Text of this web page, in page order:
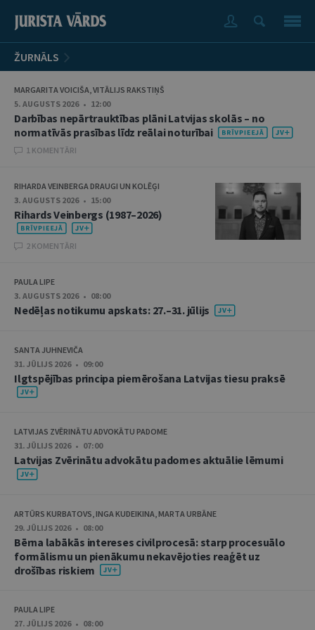
ŽURNĀLS
MARGARITA VOICIŠA, VITĀLIJS RAKSTIŅŠ
5. AUGUSTS 2026 • 12:00
Darbības nepārtrauktības plāni Latvijas skolās – no
normatīvās prasības līdz reālai noturībai
1 KOMENTĀRI
RIHARDA VEINBERGA DRAUGI UN KOLĒĢI
3. AUGUSTS 2026 • 15:00
Rihards Veinbergs (1987–2026)
2 KOMENTĀRI
PAULA LIPE
3. AUGUSTS 2026 • 08:00
Nedēļas notikumu apskats: 27.–31. jūlijs
SANTA JUHNEVIČA
31. JŪLIJS 2026 • 09:00
Ilgtspējības principa piemērošana Latvijas tiesu praksē
LATVIJAS ZVĒRINĀTU ADVOKĀTU PADOME
31. JŪLIJS 2026 • 07:00
Latvijas Zvērinātu advokātu padomes aktuālie lēmumi
ARTŪRS KURBATOVS, INGA KUDEIKINA, MARTA URBĀNE
29. JŪLIJS 2026 • 08:00
Bērna labākās intereses civilprocesā: starp procesuālo
formālismu un pienākumu nekavējoties reaģēt uz
drošības riskiem
PAULA LIPE
27. JŪLIJS 2026 • 08:00